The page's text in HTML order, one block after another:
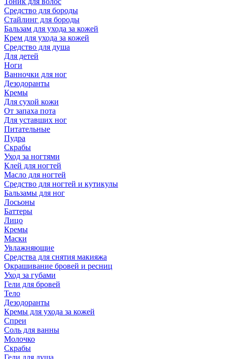
Средство для бороды
Стайлинг для бороды
Бальзам для ухода за кожей
Крем для ухода за кожей
Средство для душа
Для детей
Ноги
Ванночки для ног
Дезодоранты
Кремы
Для сухой кожи
От запаха пота
Для уставших ног
Питательные
Пудра
Скрабы
Уход за ногтями
Клей для ногтей
Масло для ногтей
Средство для ногтей и кутикулы
Бальзамы для ног
Лосьоны
Баттеры
Лицо
Кремы
Маски
Увлажняющие
Средства для снятия макияжа
Окрашивание бровей и ресниц
Уход за губами
Гели для бровей
Тело
Дезодоранты
Кремы для ухода за кожей
Спреи
Соль для ванны
Молочко
Скрабы
Гели для душа